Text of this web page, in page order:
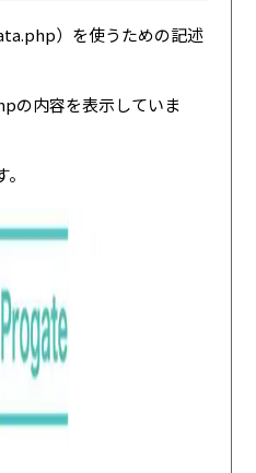
）を使うための記述
の内容を表示していま